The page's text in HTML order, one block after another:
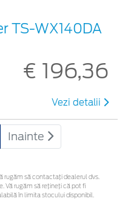
TS-WX140DA
€ 196,36
Vezi detalii
Inainte
rugăm să contactaţi dealerul dvs.
Vă rugăm să rețineți că pot fi
în limita stocului disponibil.